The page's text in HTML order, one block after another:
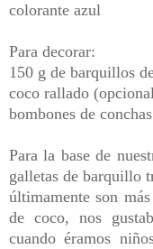
colorante azul
Para decorar:
150 g de barquillos
coco rallado
bombones de
Para la base de
galletas de barquillo
últimamente son
de coco, nos
cuando éramos